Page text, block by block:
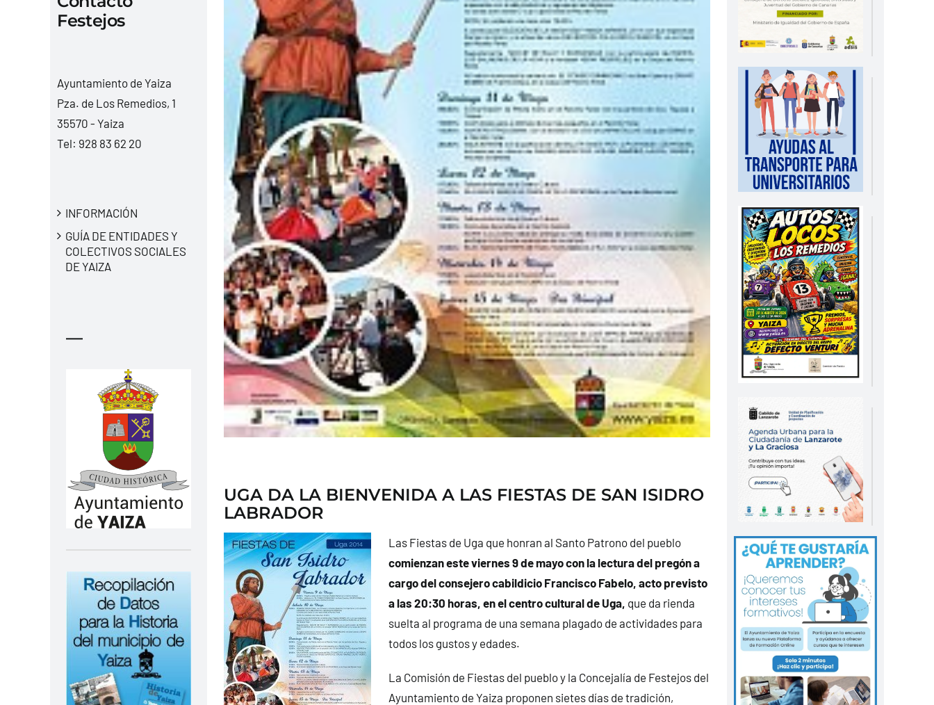
Festejos
Ayuntamiento de Yaiza
Pza. de Los Remedios, 1
35570 - Yaiza
Tel: 928 83 62 20
INFORMACIÓN
GUÍA DE ENTIDADES Y
COLECTIVOS SOCIALES
DE YAIZA
—
UGA DA LA BIENVENIDA A LAS FIESTAS DE SAN ISIDRO
LABRADOR
Las Fiestas de Uga que honran al Santo Patrono del pueblo
comienzan este viernes 9 de mayo con la lectura del pregón a
cargo del consejero cabildicio Francisco Fabelo, acto previsto
a las 20:30 horas, en el centro cultural de Uga, que da rienda
suelta al programa de una semana plagado de actividades para
todos los gustos y edades.
La Comisión de Fiestas del pueblo y la Concejalía de Festejos del
Ayuntamiento de Yaiza proponen sietes días de tradición,